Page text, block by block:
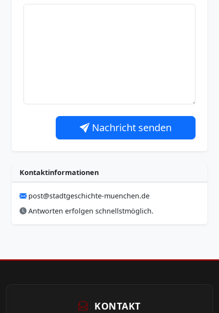
Nachricht senden
Kontaktinformationen
post@stadtgeschichte-muenchen.de
Antworten erfolgen schnellstmöglich.
KONTAKT